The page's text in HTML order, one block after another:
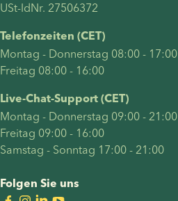
den
verbundenen
Aspekten
einer
Insemination
zu Hause.
Außerdem
beantworten
wir häufig
gestellte
Fragen
USt-IdNr. 27506372
Telefonzeiten (CET)
Montag - Donnerstag 08:00 - 17:00
Freitag 08:00 - 16:00
Live-Chat-Support (CET)
Montag - Donnerstag 09:00 - 21:00
Freitag 09:00 - 16:00
Samstag - Sonntag 17:00 - 21:00
Folgen Sie uns